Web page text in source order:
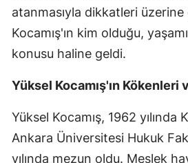
atanmasıyla dikkatleri üzerine
Kocamış'ın kim olduğu,
konusu haline geldi.
Yüksel Kocamış'ın Kökenleri
Yüksel Kocamış, 1962 yılında
Ankara Üniversitesi Hukuk
yılında mezun oldu. Meslek